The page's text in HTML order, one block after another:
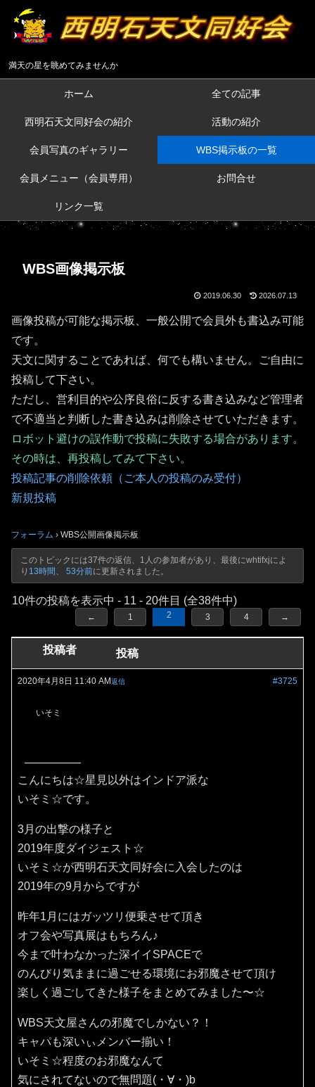
満天の星を眺めてみませんか
ホーム 全ての記事
西明石天文同好会の紹介 活動の紹介
会員写真のギャラリー WBS掲示板の一覧
会員メニュー（会員専用） お問合せ
リンク一覧
WBS画像掲示板
2019.06.30 2026.07.13
画像投稿が可能な掲示板、一般公開で会員外も書込み可能
です。
天文に関することであれば、何でも構いません。ご自由に
投稿して下さい。
ただし、営利目的や公序良俗に反する書き込みなど管理者
で不適当と判断した書き込みは削除させていただきます。
ロボット避けの誤作動で投稿に失敗する場合があります。
その時は、再投稿してみて下さい。
投稿記事の削除依頼（ご本人の投稿のみ受付）
新規投稿
フォーラム › WBS公開画像掲示板
このトピックには37件の返信、1人の参加者があり、最後にwhtifxjによ
り 13時間、 53分前に更新されました。
10件の投稿を表示中 - 11 - 20件目 (全38件中)
← 1 2 3 4 →
投稿者 投稿
2020年4月8日 11:40 AM #3725
返信
いそミ
こんにちは☆星見以外はインドア派な
いそミ☆です。
3月の出撃の様子と
2019年度ダイジェスト☆
いそミ☆が西明石天文同好会に入会したのは
2019年の9月からですが
昨年1月にはガッツリ便乗させて頂き
オフ会や写真展はもちろん♪
今まで叶わなかった深イイSPACEで
のんびり気ままに過ごせる環境にお邪魔させて頂け
楽しく過ごしてきた様子をまとめてみました〜☆
WBS天文屋さんの邪魔でしかない？！
キャパも深いぃメンバー揃い！
いそミ☆程度のお邪魔なんて
気にされてないので無問題(・∀・)b